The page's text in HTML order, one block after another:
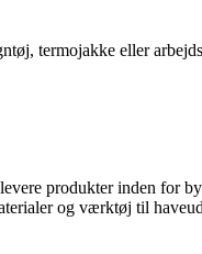
termojakke eller
produkter inden
og værktøj til